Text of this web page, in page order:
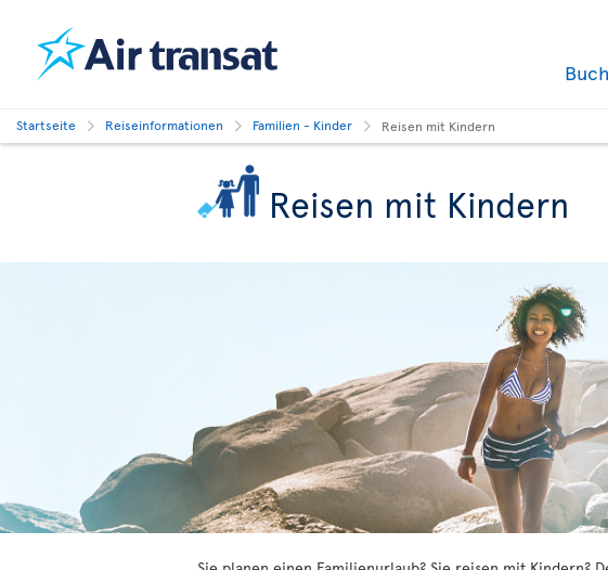
Startseite Reiseinformationen Familien - Kinder Reisen mit Kindern
Reisen mit Kindern